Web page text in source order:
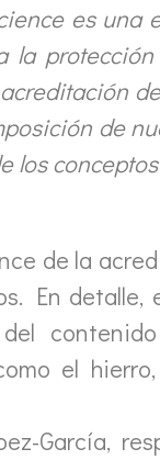
es
la
acreditación
de
los
de la
En
del
el
García,